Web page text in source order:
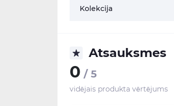
Kolekcija
Atsauksmes
0 / 5
vidējais produkta vērtējums